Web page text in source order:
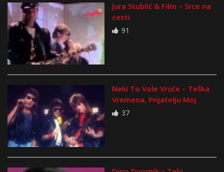
Jura Stublić & Film – Srce na
cesti
91
Neki To Vole Vruće – Teška
Vremena, Prijatelju Moj
37